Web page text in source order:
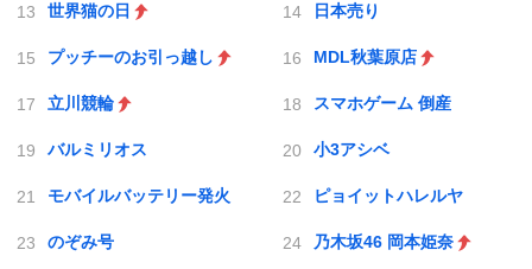
世界猫の日 日本売り
プッチーのお引っ越し MDL秋葉原店
立川競輪 スマホゲーム 倒産
バルミリオス 小3アシベ
モバイルバッテリー発火 ピョイットハレルヤ
のぞみ号 乃木坂46 岡本姫奈